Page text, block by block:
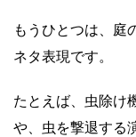
もうひとつは、庭
ネタ表現です。
たとえば、虫除け
や、虫を撃退する